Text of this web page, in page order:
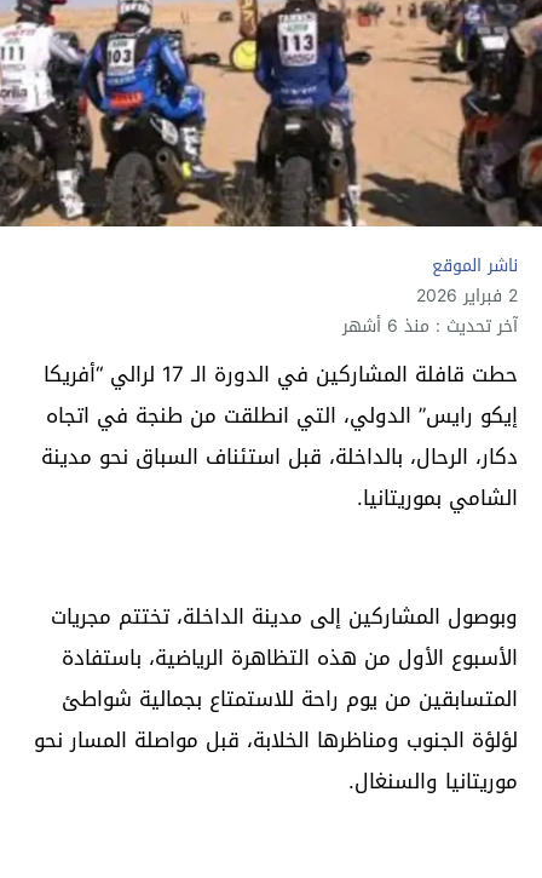
ناشر الموقع
2 فبراير 2026
آخر تحديث : منذ 6 أشهر
حطت قافلة المشاركين في الدورة الـ 17 لرالي “أفريكا
إيكو رايس” الدولي، التي انطلقت من طنجة في اتجاه
دكار، الرحال، بالداخلة، قبل استئناف السباق نحو مدينة
الشامي بموريتانيا.
وبوصول المشاركين إلى مدينة الداخلة، تختتم مجريات
الأسبوع الأول من هذه التظاهرة الرياضية، باستفادة
المتسابقين من يوم راحة للاستمتاع بجمالية شواطئ
لؤلؤة الجنوب ومناظرها الخلابة، قبل مواصلة المسار نحو
موريتانيا والسنغال.